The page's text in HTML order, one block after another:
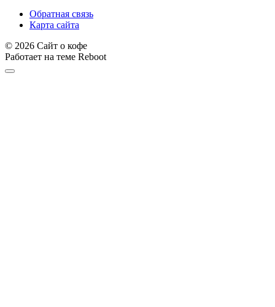
Обратная связь
Карта сайта
© 2026 Сайт о кофе
Работает на теме Reboot